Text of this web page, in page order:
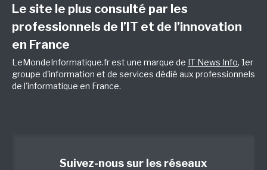
Le site le plus consulté par les
professionnels de l’IT et de l’innovation
en France
LeMondeInformatique.fr est une marque de IT News Info, 1er
groupe d'information et de services dédié aux professionnels
de l'informatique en France.
Suivez-nous sur les réseaux